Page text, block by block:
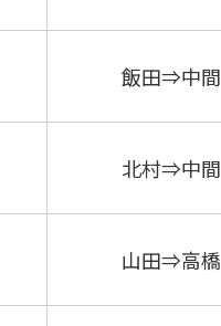
飯田⇒中間
北村⇒中間
山田⇒高橋